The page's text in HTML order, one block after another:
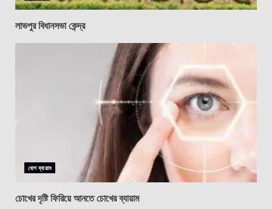
লাভপুর বিধানসভা কেন্দ্র
যোগ ব্যায়াম
চোখের দৃষ্টি ফিরিয়ে আনতে চোখের ব্যায়াম